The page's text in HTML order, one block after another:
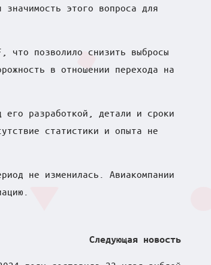
этого вопроса для
что позволило снизить выбросы
в отношении перехода на
его разработкой, детали и сроки
статистики и опыта не
не изменилась. Авиакомпании
Следующая новость